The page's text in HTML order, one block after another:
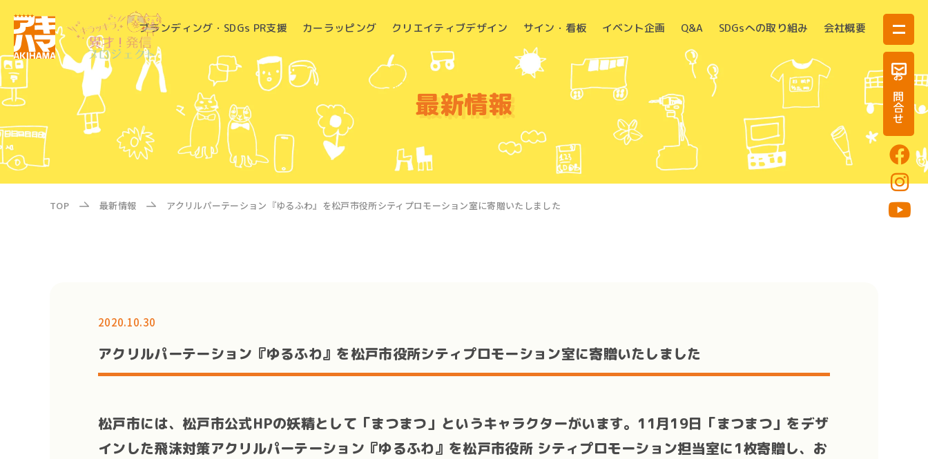
ブランディング・SDGs PR支援 カーラッピング クリエイティブデザイン サイン・看板 イベント企画 Q&A SDGsへの取り組み 会社概要
お問合せ
最新情報
TOP 最新情報 アクリルパーテーション『ゆるふわ』を松戸市役所シティプロモーション室に寄贈いたしました
2020.10.30
アクリルパーテーション『ゆるふわ』を松戸市役所シティプロモーション室に寄贈いたしました
松戸市には、松戸市公式HPの妖精として「まつまつ」というキャラクターがいます。11月19日「まつまつ」をデザ
インした飛沫対策アクリルパーテーション『ゆるふわ』を松戸市役所 シティプロモーション担当室に1枚寄贈し、お